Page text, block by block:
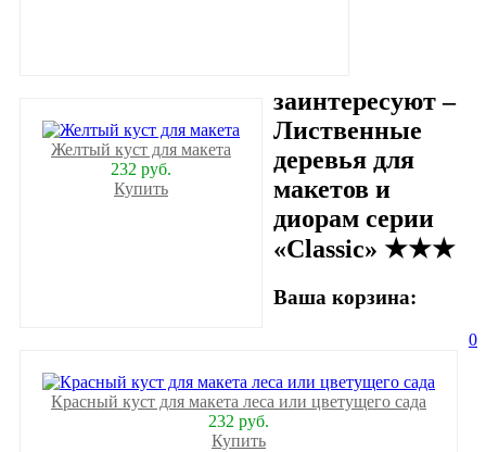
Желтый куст для макета
232 руб.
Купить
Красный куст для макета леса или цветущего сада
232 руб.
Купить
заинтересуют –
Лиственные
деревья для
макетов и
диорам серии
«Classic» ★★★
Ваша корзина:
0